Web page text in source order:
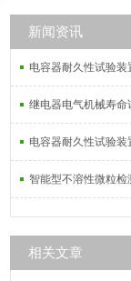
新闻资讯
电容器耐久性试验
继电器电气机械寿
电容器耐久性试验
智能型不溶性微粒
相关文章